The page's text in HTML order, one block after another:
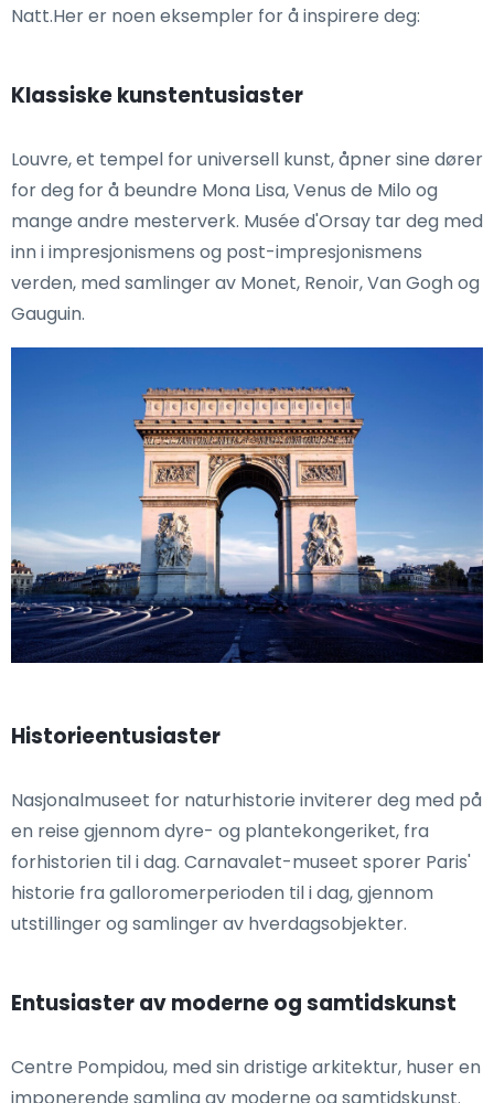
Natt.Her er noen eksempler for å inspirere deg:
Klassiske kunstentusiaster
Louvre, et tempel for universell kunst, åpner sine dører
for deg for å beundre Mona Lisa, Venus de Milo og
mange andre mesterverk. Musée d'Orsay tar deg med
inn i impresjonismens og post-impresjonismens
verden, med samlinger av Monet, Renoir, Van Gogh og
Gauguin.
Historieentusiaster
Nasjonalmuseet for naturhistorie inviterer deg med på
en reise gjennom dyre- og plantekongeriket, fra
forhistorien til i dag. Carnavalet-museet sporer Paris'
historie fra galloromerperioden til i dag, gjennom
utstillinger og samlinger av hverdagsobjekter.
Entusiaster av moderne og samtidskunst
Centre Pompidou, med sin dristige arkitektur, huser en
imponerende samling av moderne og samtidskunst.